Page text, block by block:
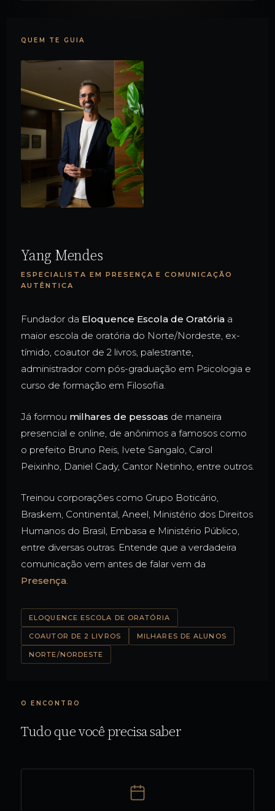
QUEM TE GUIA
Yang Mendes
ESPECIALISTA EM PRESENÇA E COMUNICAÇÃO
AUTÊNTICA
Fundador da Eloquence Escola de Oratória a
maior escola de oratória do Norte/Nordeste, ex-
tímido, coautor de 2 livros, palestrante,
administrador com pós-graduação em Psicologia e
curso de formação em Filosofia.
Já formou milhares de pessoas de maneira
presencial e online, de anônimos a famosos como
o prefeito Bruno Reis, Ivete Sangalo, Carol
Peixinho, Daniel Cady, Cantor Netinho, entre outros.
Treinou corporações como Grupo Boticário,
Braskem, Continental, Aneel, Ministério dos Direitos
Humanos do Brasil, Embasa e Ministério Público,
entre diversas outras. Entende que a verdadeira
comunicação vem antes de falar vem da
Presença
ELOQUENCE ESCOLA DE ORATÓRIA
COAUTOR DE 2 LIVROS MILHARES DE ALUNOS
NORTE/NORDESTE
O ENCONTRO
Tudo que você precisa saber